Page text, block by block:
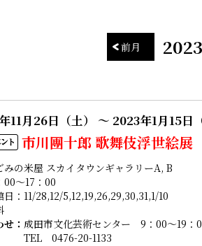
前月
11月26日（土） ～ 2023年1月15日
市川團十郎 歌舞伎浮世絵展
みの米屋 スカイタウンギャラリーA, B
00～17：00
日：11/28,12/5,12,19,26,29,30,31,1/10
せ
成田市文化芸術センター 9：00～19：
TEL 0476-20-1133